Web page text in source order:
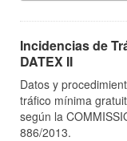
Incidencias de
DATEX II
Datos y
tráfico mínima
según la
886/2013.